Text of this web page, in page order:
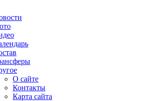
О сайте
Контакты
Карта сайта